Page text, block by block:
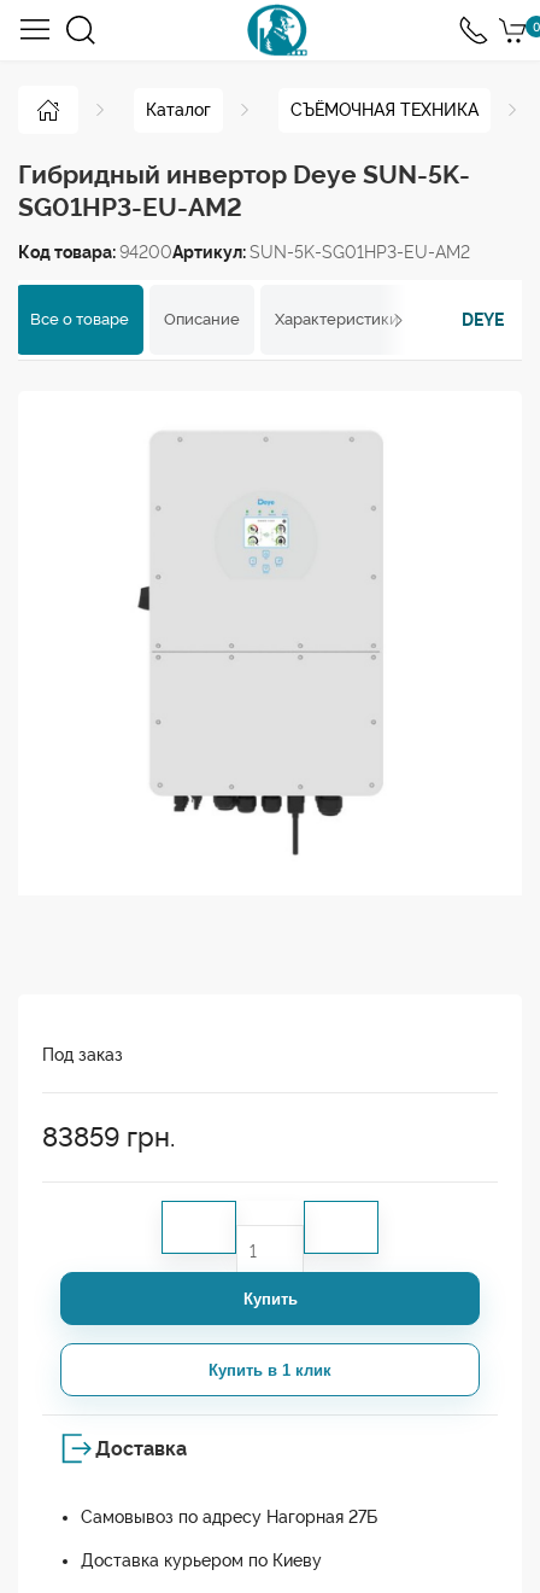
0
Каталог СЪЁМОЧНАЯ ТЕХНИКА
Гибридный инвертор Deye SUN-5K-
SG01HP3-EU-AM2
Код товара:94200Артикул:SUN-5K-SG01HP3-EU-AM2
Все о товаре Описание Характеристики Отзывы
DEYE
Под заказ
83859 грн.
Купить
Купить в 1 клик
Доставка
Самовывоз по адресу Нагорная 27Б
Доставка курьером по Киеву